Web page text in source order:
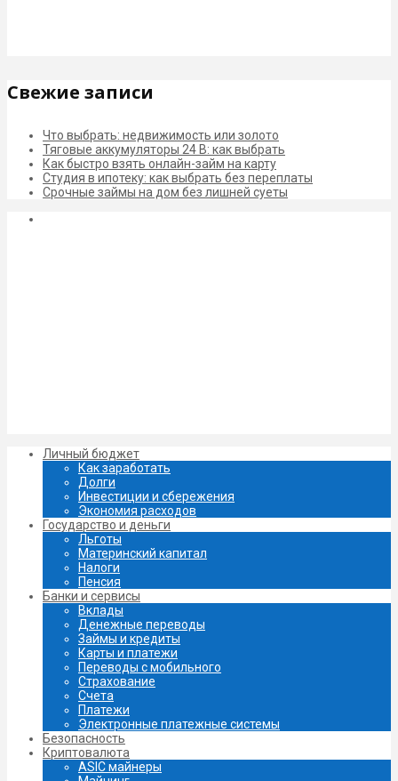
Свежие записи
Что выбрать: недвижимость или золото
Тяговые аккумуляторы 24 В: как выбрать
Как быстро взять онлайн-займ на карту
Студия в ипотеку: как выбрать без переплаты
Срочные займы на дом без лишней суеты
Личный бюджет
Как заработать
Долги
Инвестиции и сбережения
Экономия расходов
Государство и деньги
Льготы
Материнский капитал
Налоги
Пенсия
Банки и сервисы
Вклады
Денежные переводы
Займы и кредиты
Карты и платежи
Переводы с мобильного
Страхование
Счета
Платежи
Электронные платежные системы
Безопасность
Криптовалюта
ASIC майнеры